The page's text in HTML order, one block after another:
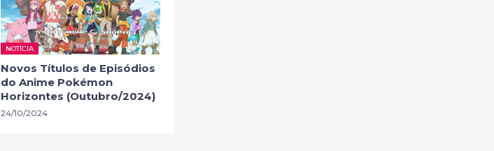
NOTÍCIA
Novos Títulos de Episódios
do Anime Pokémon
Horizontes (Outubro/2024)
24/10/2024